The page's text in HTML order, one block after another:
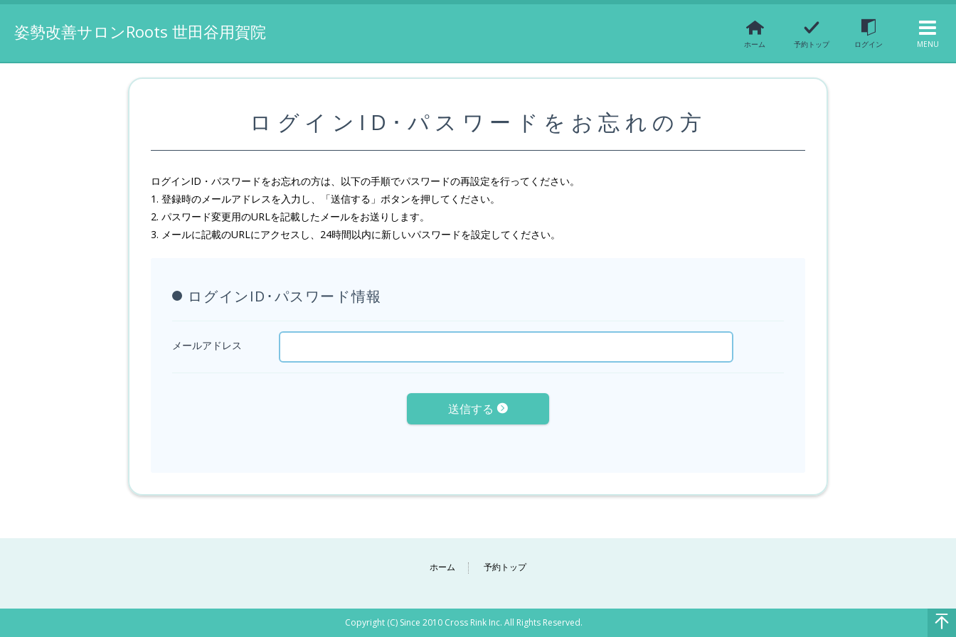
姿勢改善サロンRoots 世田谷用賀院
ホーム 予約トップ ログイン MENU
ログインID･パスワードをお忘れの方
ログインID・パスワードをお忘れの方は、以下の手順でパスワードの再設定を行ってください。
1. 登録時のメールアドレスを入力し、「送信する」ボタンを押してください。
2. パスワード変更用のURLを記載したメールをお送りします。
3. メールに記載のURLにアクセスし、24時間以内に新しいパスワードを設定してください。
ログインID･パスワード情報
メールアドレス
送信する
ホーム 予約トップ
Copyright (C) Since 2010 Cross Rink Inc. All Rights Reserved.